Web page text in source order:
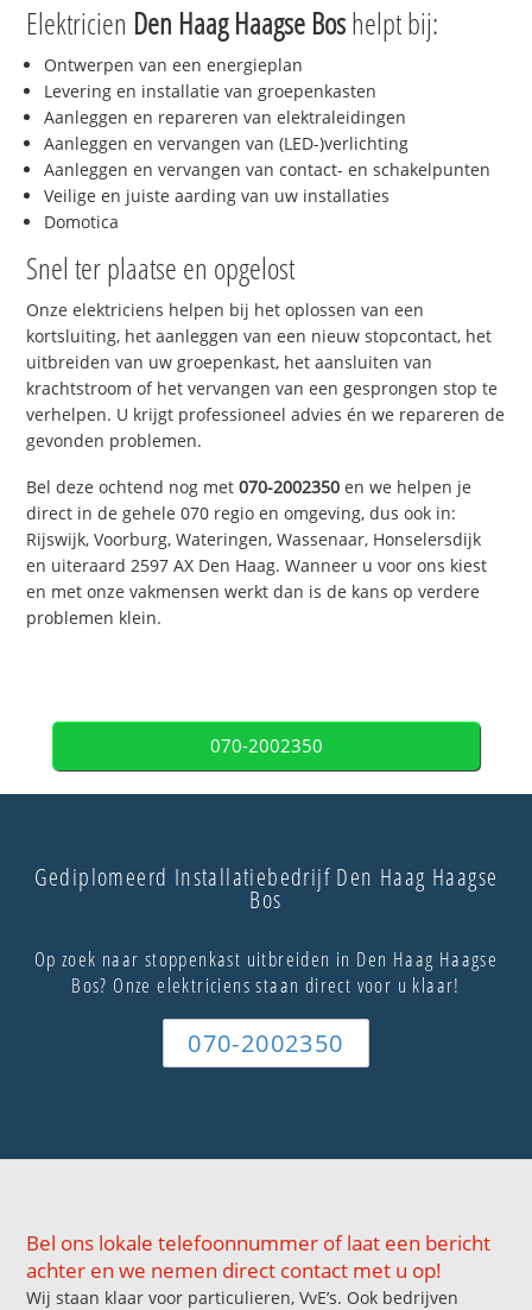
Elektricien Den Haag Haagse Boshelpt bij:
Ontwerpen van een energieplan
Levering en installatie van groepenkasten
Aanleggen en repareren van elektraleidingen
Aanleggen en vervangen van (LED-)verlichting
Aanleggen en vervangen van contact- en schakelpunten
Veilige en juiste aarding van uw installaties
Domotica
Snel ter plaatse en opgelost
Onze elektriciens helpen bij het oplossen van een
kortsluiting, het aanleggen van een nieuw stopcontact, het
uitbreiden van uw groepenkast, het aansluiten van
krachtstroom of het vervangen van een gesprongen stop te
verhelpen. U krijgt professioneel advies én we repareren de
gevonden problemen.
Bel deze ochtend nog met070-2002350 en we helpen je
direct in de gehele 070 regio en omgeving, dus ook in:
Rijswijk, Voorburg, Wateringen, Wassenaar, Honselersdijk
en uiteraard 2597 AX Den Haag. Wanneer u voor ons kiest
en met onze vakmensen werkt dan is de kans op verdere
problemen klein.
070-2002350
Gediplomeerd Installatiebedrijf Den Haag Haagse
Bos
Op zoek naar stoppenkast uitbreiden in Den Haag Haagse
Bos? Onze elektriciens staan direct voor u klaar!
070-2002350
Bel ons lokale telefoonnummer of laat een bericht
achter en we nemen direct contact met u op!
Wij staan klaar voor particulieren, VvE’s. Ook bedrijven